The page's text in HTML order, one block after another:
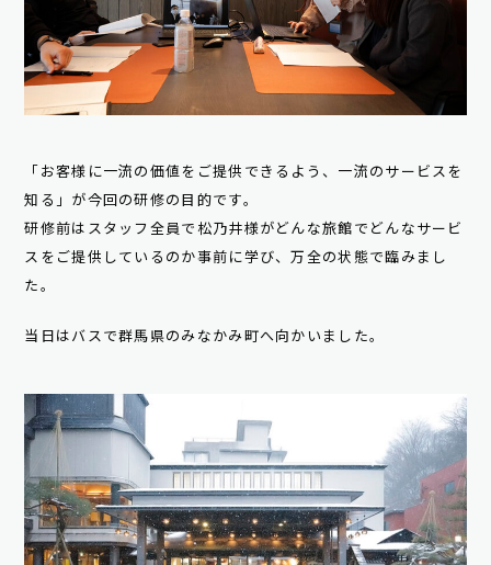
「お客様に一流の価値をご提供できるよう、一流のサービスを
知る」が今回の研修の目的です。
研修前はスタッフ全員で松乃井様がどんな旅館でどんなサービ
スをご提供しているのか事前に学び、万全の状態で臨みまし
た。
当日はバスで群馬県のみなかみ町へ向かいました。